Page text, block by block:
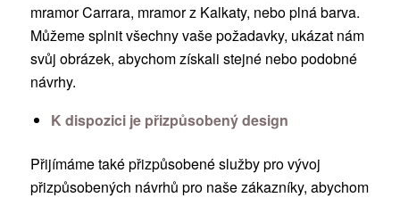
mramor Carrara, mramor z Kalkaty, nebo plná barva.
Můžeme splnit všechny vaše požadavky, ukázat nám
svůj obrázek, abychom získali stejné nebo podobné
návrhy.
K dispozici je přizpůsobený design
Přijímáme také přizpůsobené služby pro vývoj
přizpůsobených návrhů pro naše zákazníky, abychom